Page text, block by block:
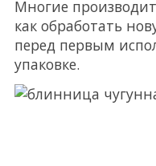
Многие
как обработать
перед первым
упаковке.